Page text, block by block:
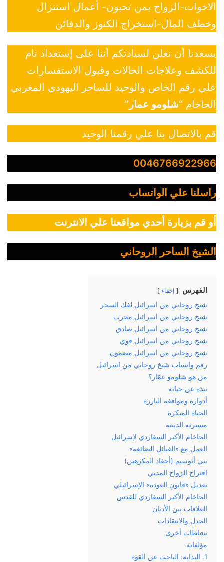
الاخوات-الزواج بمن تحبون- أعمال استنزال
وخطف المال-استخراج الكنوز والدفائن
يسعدنا أن نعلن لسيادتكم أننا على إستعداد تام
للكشف وعلاجات الحالات وقبول الاستفسارات
علي رقم الخاص والوحيد للساحر اليهودي المغربي
الحاخام “شلومو عمار ”
قم بالاتصال بنا علي رقمنا الوحيد
0046766922966
راسلنا علي الواتساب
أو قم بزيارة أحدي مواقعنا علي الانترنت
الشيخ الساحر الروحاني
الفهرس إخفاء
شيخ روحاني من اسرائيل لفك السحر
شيخ روحاني من اسرائيل مجرب
شيخ روحاني من اسرائيل صادق
شيخ روحاني من اسرائيل قوي
شيخ روحاني من اسرائيل مضمون
رقم واتساب شيخ روحاني من اسرائيل
من هو شلومو عمّار؟
نبذة عن حياته
أدواره ومواقفه البارزة
الحياة المبكرة
مسيرته الدينية
الحاخام الأكبر السفاردي لإسرائيل
العمل مع «القبائل الضائعة»
بني أنوسيم (أحفاد المكرهين)
اقتراح الزواج المدني
تعديل «قانون العودة» الإسرائيلي
الحاخام الأكبر السفاردي للقدس
العلاقات بين الأديان
الجدل والانتقادات
نشاطات أخرى
مؤلفاته
1. البداية: الباحث عن القوة